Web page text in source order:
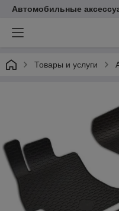
Автомобильные
Товары и услуги